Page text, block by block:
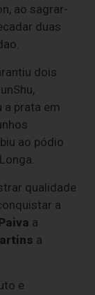
ao sagrar-
duas
dois
prata em
ao pódio
qualidade
a
a
a
e